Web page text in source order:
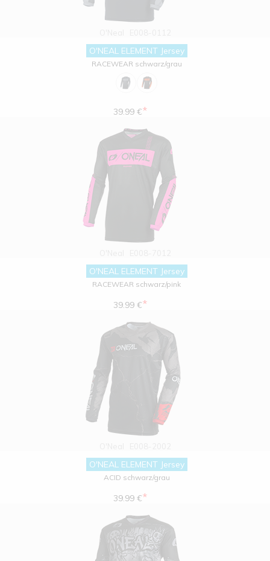
O'NEAL ELEMENT Jersey
RACEWEAR schwarz/grau
39.99 €*
O'NEAL ELEMENT Jersey
RACEWEAR schwarz/pink
39.99 €*
O'NEAL ELEMENT Jersey
ACID schwarz/grau
39.99 €*